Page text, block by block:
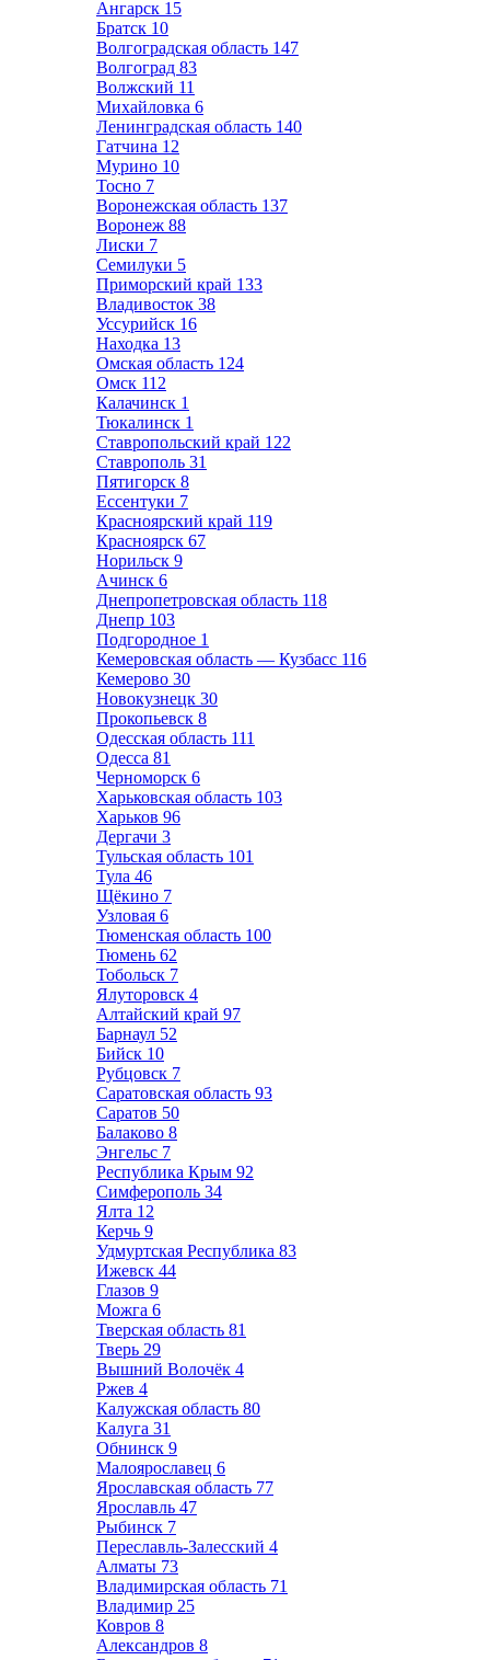
Ангарск 15
Братск 10
Волгоградская область 147
Волгоград 83
Волжский 11
Михайловка 6
Ленинградская область 140
Гатчина 12
Мурино 10
Тосно 7
Воронежская область 137
Воронеж 88
Лиски 7
Семилуки 5
Приморский край 133
Владивосток 38
Уссурийск 16
Находка 13
Омская область 124
Омск 112
Калачинск 1
Тюкалинск 1
Ставропольский край 122
Ставрополь 31
Пятигорск 8
Ессентуки 7
Красноярский край 119
Красноярск 67
Норильск 9
Ачинск 6
Днепропетровская область 118
Днепр 103
Подгородное 1
Кемеровская область — Кузбасс 116
Кемерово 30
Новокузнецк 30
Прокопьевск 8
Одесская область 111
Одесса 81
Черноморск 6
Харьковская область 103
Харьков 96
Дергачи 3
Тульская область 101
Тула 46
Щёкино 7
Узловая 6
Тюменская область 100
Тюмень 62
Тобольск 7
Ялуторовск 4
Алтайский край 97
Барнаул 52
Бийск 10
Рубцовск 7
Саратовская область 93
Саратов 50
Балаково 8
Энгельс 7
Республика Крым 92
Симферополь 34
Ялта 12
Керчь 9
Удмуртская Республика 83
Ижевск 44
Глазов 9
Можга 6
Тверская область 81
Тверь 29
Вышний Волочёк 4
Ржев 4
Калужская область 80
Калуга 31
Обнинск 9
Малоярославец 6
Ярославская область 77
Ярославль 47
Рыбинск 7
Переславль-Залесский 4
Алматы 73
Владимирская область 71
Владимир 25
Ковров 8
Александров 8